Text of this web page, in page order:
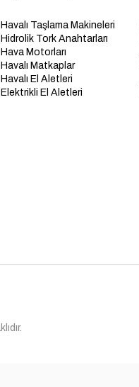
Havalı Taşlama Makineleri
Hidrolik Tork Anahtarları
Hava Motorları
Havalı Matkaplar
Havalı El Aletleri
Elektrikli El Aletleri